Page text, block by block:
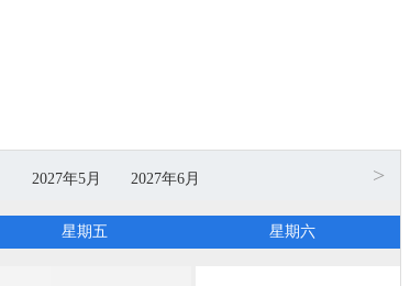
>
2027年5月 2027年6月
星期五 星期六